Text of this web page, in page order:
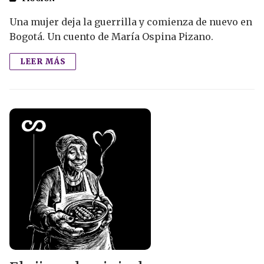
Una mujer deja la guerrilla y comienza de nuevo en
Bogotá. Un cuento de María Ospina Pizano.
LEER MÁS